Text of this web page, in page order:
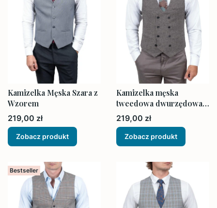
Kamizelka Męska Szara z
Wzorem
Cena
219,00 zł
Zobacz produkt
Kamizelka męska
tweedowa dwurzędowa
brązowa Slim Fit
Cena
219,00 zł
Zobacz produkt
Bestseller